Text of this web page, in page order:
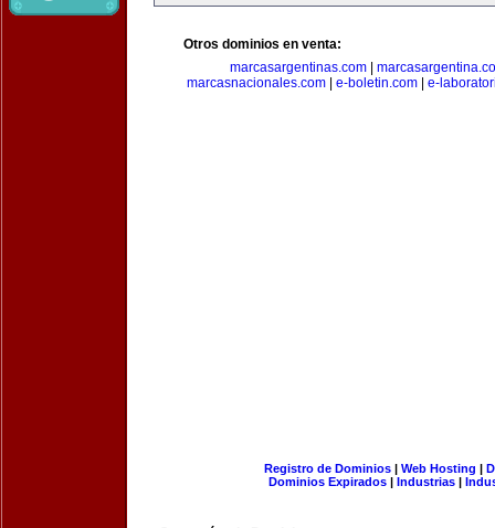
Otros dominios en venta:
marcasargentinas.com
marcasnacionales.com| e-boletin.com| e-
Registro de Dominios| Web Hosting |
Dominios Expirados | Industrias |